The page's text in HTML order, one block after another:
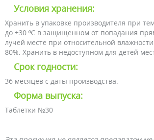
Условия хранения:
Хранить в упаковке производителя при
до +30 ºС в защищенном от попадания
лучей месте при относительной
80%. Хранить в недоступном для детей
Срок годности:
36 месяцев с даты производства.
Форма выпуска:
Таблетки №30